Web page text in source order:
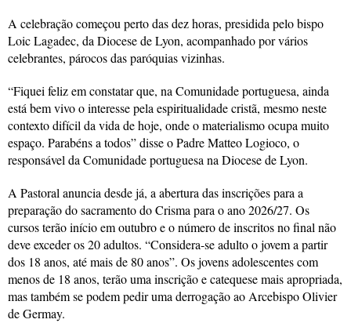
A celebração começou perto das dez horas, presidida pelo bispo
Loic Lagadec, da Diocese de Lyon, acompanhado por vários
celebrantes, párocos das paróquias vizinhas.
“Fiquei feliz em constatar que, na Comunidade portuguesa, ainda
está bem vivo o interesse pela espiritualidade cristã, mesmo neste
contexto difícil da vida de hoje, onde o materialismo ocupa muito
espaço. Parabéns a todos” disse o Padre Matteo Logioco, o
responsável da Comunidade portuguesa na Diocese de Lyon.
A Pastoral anuncia desde já, a abertura das inscrições para a
preparação do sacramento do Crisma para o ano 2026/27. Os
cursos terão início em outubro e o número de inscritos no final não
deve exceder os 20 adultos. “Considera-se adulto o jovem a partir
dos 18 anos, até mais de 80 anos”. Os jovens adolescentes com
menos de 18 anos, terão uma inscrição e catequese mais apropriada,
mas também se podem pedir uma derrogação ao Arcebispo Olivier
de Germay.